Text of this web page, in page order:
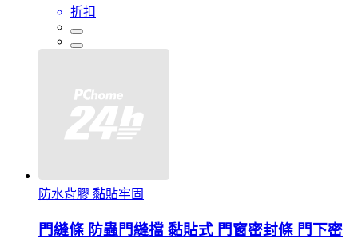
折扣
防水背膠 黏貼牢固
門縫條 防蟲門縫擋 黏貼式 門窗密封條 門下密